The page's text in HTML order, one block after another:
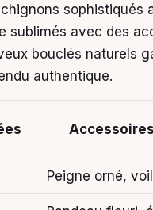
sophistiqués
sublimés avec des
bouclés naturels
authentique.
Peigne orné,